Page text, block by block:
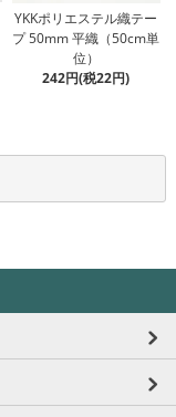
YKKポリエステル織テー
プ 50mm 平織（50cm単
位）
242円(税22円)